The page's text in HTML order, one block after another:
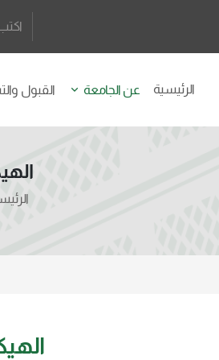
الرئيسية عن الجامعة القبول